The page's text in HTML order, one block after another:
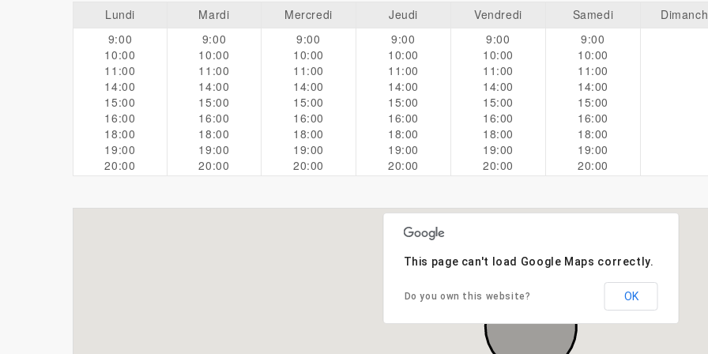
Lundi Mardi Mercredi Jeudi Vendredi Samedi
9:00
10:00
11:00
14:00
15:00
16:00
18:00
19:00
20:00
9:00
10:00
11:00
14:00
15:00
16:00
18:00
19:00
20:00
9:00
10:00
11:00
14:00
15:00
16:00
18:00
19:00
20:00
9:00
10:00
11:00
14:00
15:00
16:00
18:00
19:00
20:00
9:00
10:00
11:00
14:00
15:00
16:00
18:00
19:00
20:00
9:00
10:00
11:00
14:00
15:00
16:00
18:00
19:00
20:00
This page can't load Google Maps correctly.
Do you own this website? OK